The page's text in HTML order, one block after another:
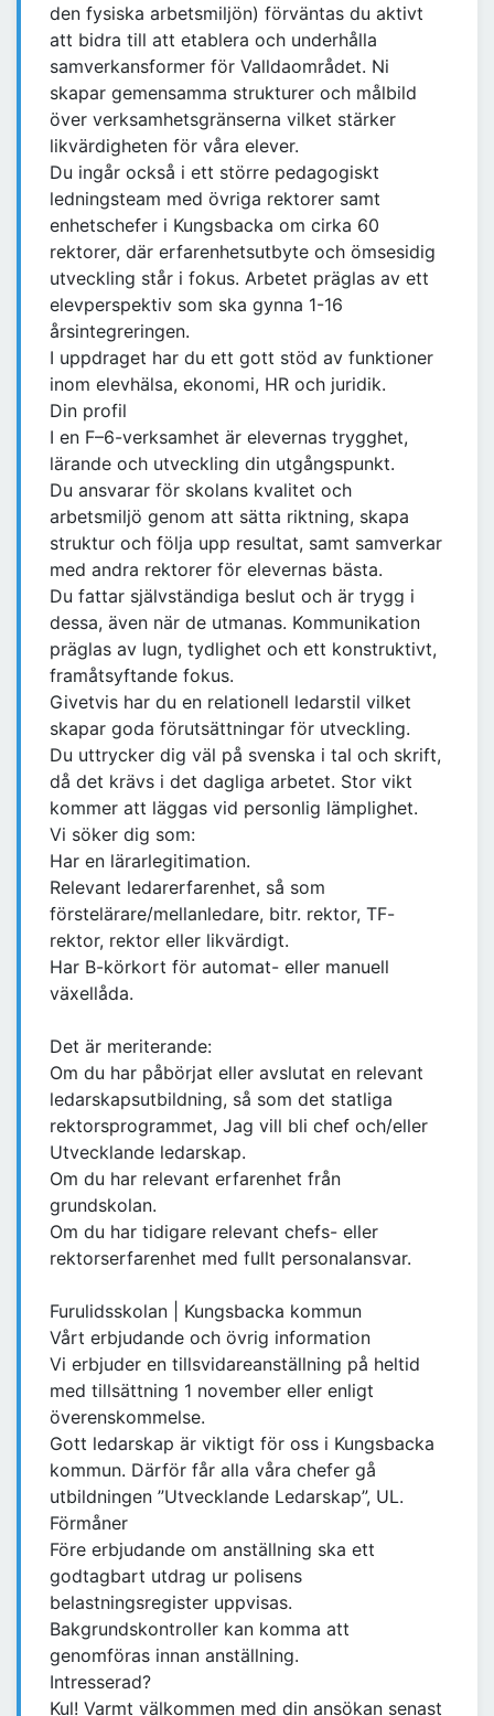
den fysiska arbetsmiljön) förväntas du aktivt
att bidra till att etablera och underhålla
samverkansformer för Valldaområdet. Ni
skapar gemensamma strukturer och målbild
över verksamhetsgränserna vilket stärker
likvärdigheten för våra elever.
Du ingår också i ett större pedagogiskt
ledningsteam med övriga rektorer samt
enhetschefer i Kungsbacka om cirka 60
rektorer, där erfarenhetsutbyte och ömsesidig
utveckling står i fokus. Arbetet präglas av ett
elevperspektiv som ska gynna 1-16
årsintegreringen.
I uppdraget har du ett gott stöd av funktioner
inom elevhälsa, ekonomi, HR och juridik.
Din profil
I en F–6-verksamhet är elevernas trygghet,
lärande och utveckling din utgångspunkt.
Du ansvarar för skolans kvalitet och
arbetsmiljö genom att sätta riktning, skapa
struktur och följa upp resultat, samt samverkar
med andra rektorer för elevernas bästa.
Du fattar självständiga beslut och är trygg i
dessa, även när de utmanas. Kommunikation
präglas av lugn, tydlighet och ett konstruktivt,
framåtsyftande fokus.
Givetvis har du en relationell ledarstil vilket
skapar goda förutsättningar för utveckling.
Du uttrycker dig väl på svenska i tal och skrift,
då det krävs i det dagliga arbetet. Stor vikt
kommer att läggas vid personlig lämplighet.
Vi söker dig som:
Har en lärarlegitimation.
Relevant ledarerfarenhet, så som
förstelärare/mellanledare, bitr. rektor, TF-
rektor, rektor eller likvärdigt.
Har B-körkort för automat- eller manuell
växellåda.
Det är meriterande:
Om du har påbörjat eller avslutat en relevant
ledarskapsutbildning, så som det statliga
rektorsprogrammet, Jag vill bli chef och/eller
Utvecklande ledarskap.
Om du har relevant erfarenhet från
grundskolan.
Om du har tidigare relevant chefs- eller
rektorserfarenhet med fullt personalansvar.
Furulidsskolan | Kungsbacka kommun
Vårt erbjudande och övrig information
Vi erbjuder en tillsvidareanställning på heltid
med tillsättning 1 november eller enligt
överenskommelse.
Gott ledarskap är viktigt för oss i Kungsbacka
kommun. Därför får alla våra chefer gå
utbildningen ”Utvecklande Ledarskap”, UL.
Förmåner
Före erbjudande om anställning ska ett
godtagbart utdrag ur polisens
belastningsregister uppvisas.
Bakgrundskontroller kan komma att
genomföras innan anställning.
Intresserad?
Kul! Varmt välkommen med din ansökan senast